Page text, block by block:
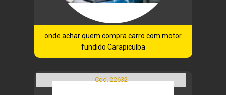
onde achar quem compra carro com motor
fundido Carapicuíba
Cod.:22632